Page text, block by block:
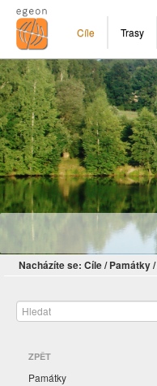
Cíle Trasy
Nacházíte se: Cíle/ Památky/
ZPĚT
Památky